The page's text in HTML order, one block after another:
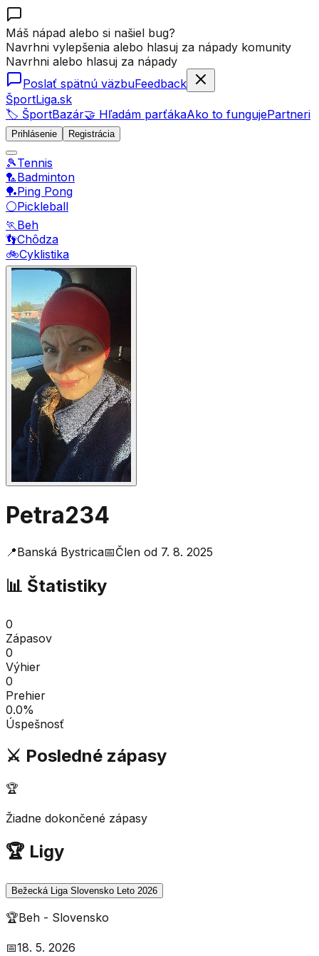
Máš nápad alebo si našiel bug?
Navrhni vylepšenia alebo hlasuj za nápady komunity
Navrhni alebo hlasuj za nápady
Poslať spätnú väzbuFeedback
ŠportLiga.sk
🏷️ ŠportBazár🤝 Hľadám parťákaAko to fungujePartneri
Prihlásenie Registrácia
🎾Tennis
🏸Badminton
🏓Ping Pong
⚪Pickleball
🏃Beh
👣Chôdza
🚲Cyklistika
Petra234
📍Banská Bystrica📅Člen od 7. 8. 2025
📊 Štatistiky
0
Zápasov
0
Výhier
0
Prehier
0.0%
Úspešnosť
⚔️ Posledné zápasy
🏆
Žiadne dokončené zápasy
🏆 Ligy
Bežecká Liga Slovensko Leto 2026
🏆Beh - Slovensko
📅18. 5. 2026